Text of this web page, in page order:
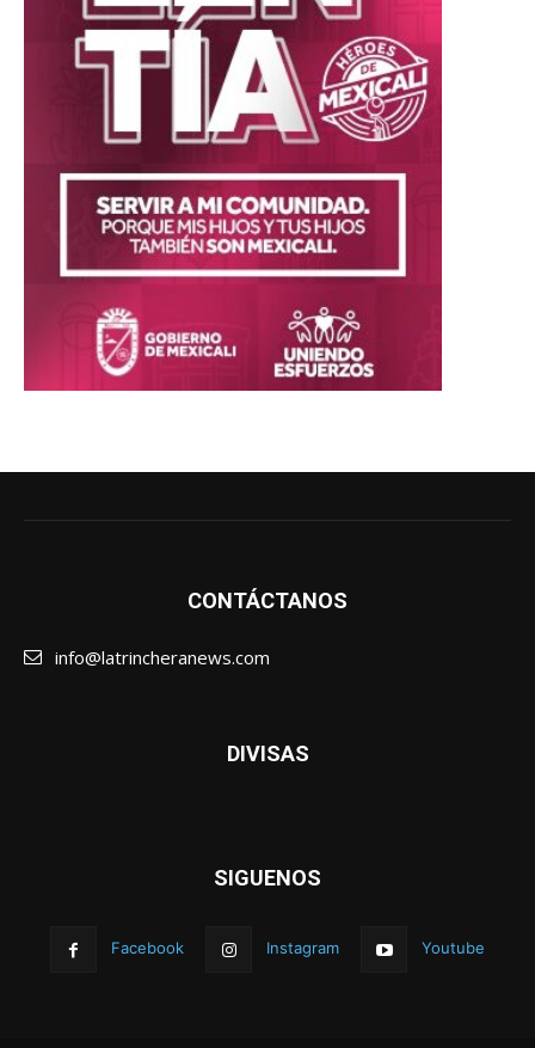
CONTÁCTANOS
info@latrincheranews.com
DIVISAS
SIGUENOS
Facebook Instagram Youtube